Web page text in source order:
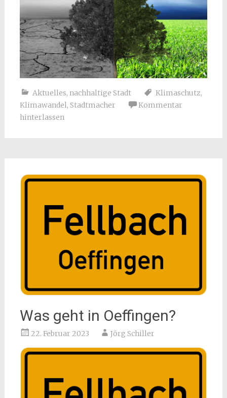
Aktuelles, nachhaltige Stadt Klimaschutz,
Klimawandel, Stadtmacher
Kommentar
hinterlassen
Was geht in Oeffingen?
22. Februar 2023 Jörg Schiller